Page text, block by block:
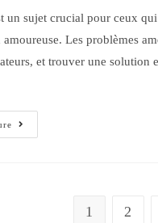
un sujet crucial pour ceux
Les problèmes
et trouver une solution
1 2